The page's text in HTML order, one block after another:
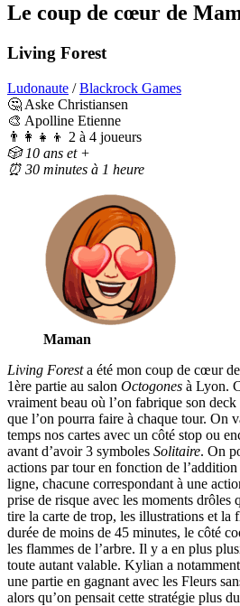
Le coup de cœur de
Living Forest
Ludonaute /Blackrock Games
🤔 Aske Christiansen
🎨 Apolline Etienne
👨‍👩‍👧‍👦 2 à 4 joueurs
🎲 10 ans et +
⏰ 30 minutes à 1 heure
Maman
Living Foresta été mon coup de cœur
1ère partie au salon Octogones à Lyon.
vraiment beau où l’on fabrique son
que l’on pourra faire à chaque tour. On
temps nos cartes avec un côté stop ou
avant d’avoir 3 symboles Solitaire. On
actions par tour en fonction de
ligne, chacune correspondant à une
prise de risque avec les moments drôles
tire la carte de trop, les illustrations et la
durée de moins de 45 minutes, le côté
les flammes de l’arbre. Il y a en plus
toute autant valable. Kylian a
une partie en gagnant avec les Fleurs
alors qu’on pensait cette stratégie plus